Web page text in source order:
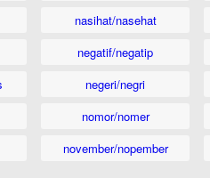
nasihat/nasehat
negatif/negatip
negeri/negri
nomor/nomer
november/nopember